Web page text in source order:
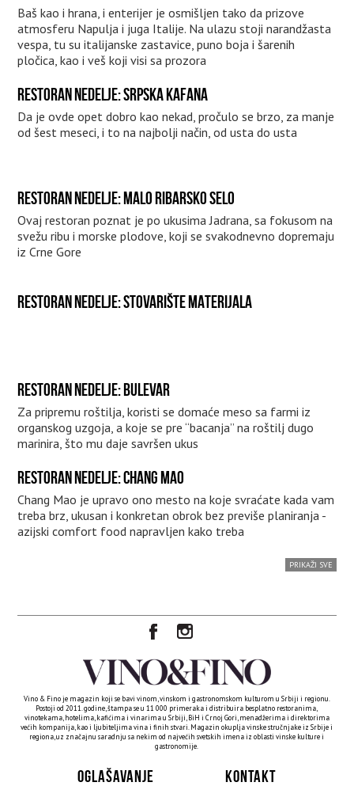
Baš kao i hrana, i enterijer je osmišljen tako da prizove
atmosferu Napulja i juga Italije. Na ulazu stoji narandžasta
vespa, tu su italijanske zastavice, puno boja i šarenih
pločica, kao i veš koji visi sa prozora
RESTORAN NEDELJE: SRPSKA KAFANA
Da je ovde opet dobro kao nekad, pročulo se brzo, za manje
od šest meseci, i to na najbolji način, od usta do usta
RESTORAN NEDELJE: MALO RIBARSKO SELO
Ovaj restoran poznat je po ukusima Jadrana, sa fokusom na
svežu ribu i morske plodove, koji se svakodnevno dopremaju
iz Crne Gore
RESTORAN NEDELJE: STOVARIŠTE MATERIJALA
RESTORAN NEDELJE: BULEVAR
Za pripremu roštilja, koristi se domaće meso sa farmi iz
organskog uzgoja, a koje se pre “bacanja” na roštilj dugo
marinira, što mu daje savršen ukus
RESTORAN NEDELJE: CHANG MAO
Chang Mao je upravo ono mesto na koje svraćate kada vam
treba brz, ukusan i konkretan obrok bez previše planiranja -
azijski comfort food napravljen kako treba
PRIKAŽI SVE
Vino & Fino je magazin koji se bavi vinom, vinskom i gastronomskom kulturom u Srbiji i regionu.
Postoji od 2011. godine, štampa se u 11 000 primeraka i distribuira besplatno restoranima,
vinotekama, hotelima, kafićima i vinarima u Srbiji, BiH i Crnoj Gori, menadžerima i direktorima
većih kompanija, kao i ljubiteljima vina i finih stvari. Magazin okuplja vinske stručnjake iz Srbije i
regiona, uz značajnu saradnju sa nekim od najvećih svetskih imena iz oblasti vinske kulture i
gastronomije.
OGLAŠAVANJE KONTAKT